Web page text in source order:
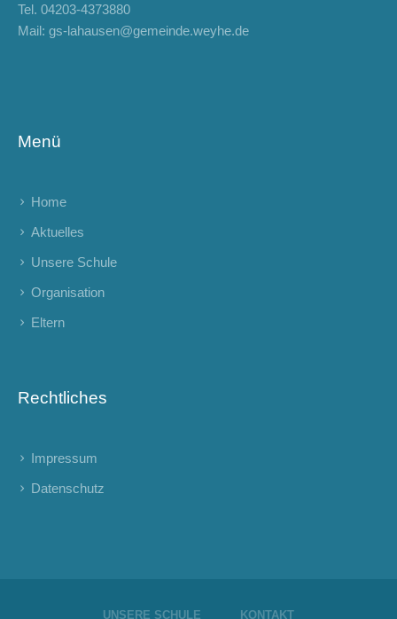
Tel.04203-4373880
Mail:gs-lahausen@gemeinde.weyhe.de
Menü
Home
Aktuelles
Unsere Schule
Organisation
Eltern
Rechtliches
Impressum
Datenschutz
UNSERE SCHULE KONTAKT